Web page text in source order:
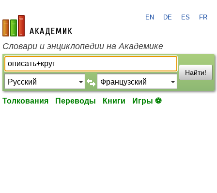
academic.ru
EN DE ES FR
Словари и энциклопедии на Академике
Найти!
Толкования Переводы Книги Игры ⚽